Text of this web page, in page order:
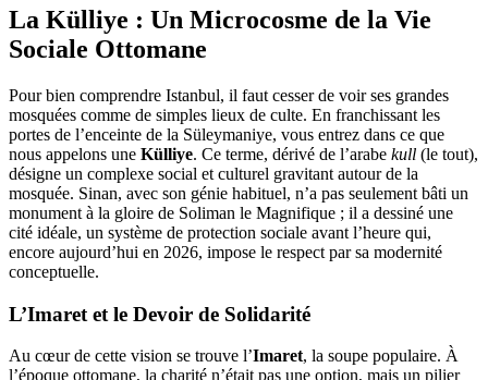
La Külliye : Un Microcosme de la Vie
Sociale Ottomane
Pour bien comprendre Istanbul, il faut cesser de voir ses grandes
mosquées comme de simples lieux de culte. En franchissant les
portes de l’enceinte de la Süleymaniye, vous entrez dans ce que
nous appelons une Külliye. Ce terme, dérivé de l’arabe kull (le tout),
désigne un complexe social et culturel gravitant autour de la
mosquée. Sinan, avec son génie habituel, n’a pas seulement bâti un
monument à la gloire de Soliman le Magnifique ; il a dessiné une
cité idéale, un système de protection sociale avant l’heure qui,
encore aujourd’hui en 2026, impose le respect par sa modernité
conceptuelle.
L’Imaret et le Devoir de Solidarité
Au cœur de cette vision se trouve l’Imaret, la soupe populaire. À
l’époque ottomane, la charité n’était pas une option, mais un pilier